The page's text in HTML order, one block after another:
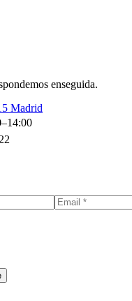
enseguida.
Madrid